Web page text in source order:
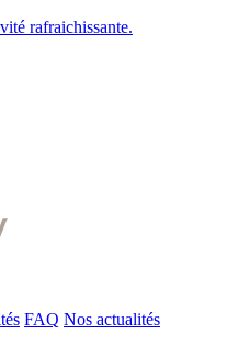
rafraichissante.
FAQ Nos actualités